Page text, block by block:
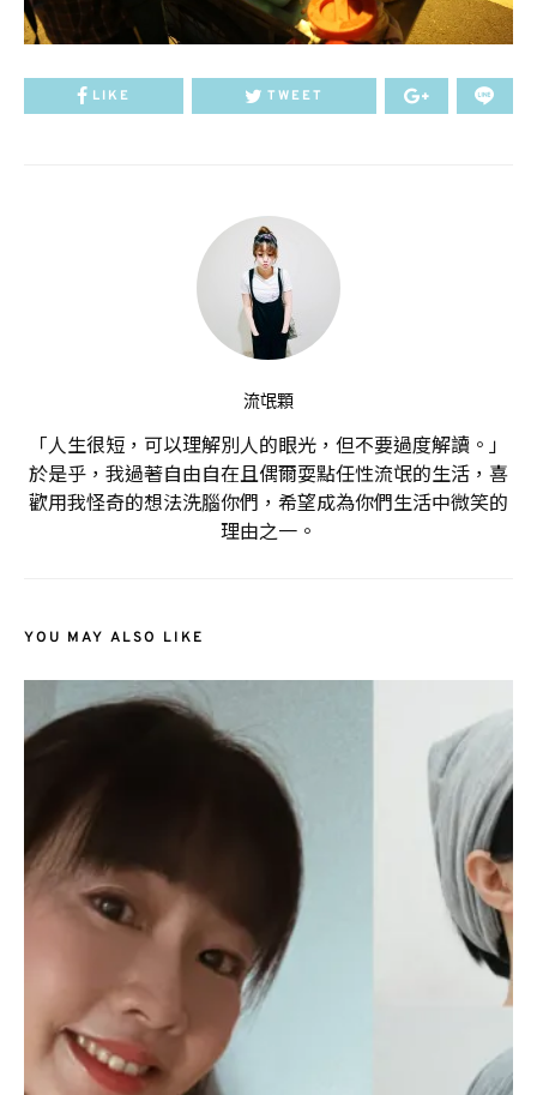
LIKE TWEET
流氓顆
「人生很短，可以理解別人的眼光，但不要過度解讀。」
於是乎，我過著自由自在且偶爾耍點任性流氓的生活，喜
歡用我怪奇的想法洗腦你們，希望成為你們生活中微笑的
理由之一。
YOU MAY ALSO LIKE